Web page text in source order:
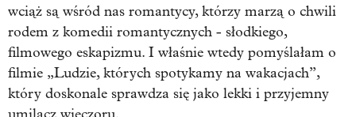
wciąż są wśród nas romantycy, którzy marzą o chwili
rodem z komedii romantycznych - słodkiego,
filmowego eskapizmu. I właśnie wtedy pomyślałam o
filmie „Ludzie, których spotykamy na wakacjach”,
który doskonale sprawdza się jako lekki i przyjemny